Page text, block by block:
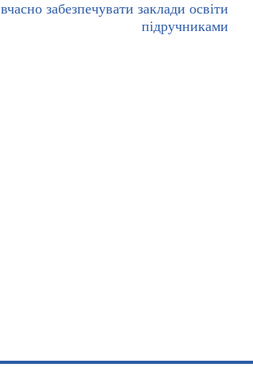
вчасно забезпечувати заклади освіти
підручниками